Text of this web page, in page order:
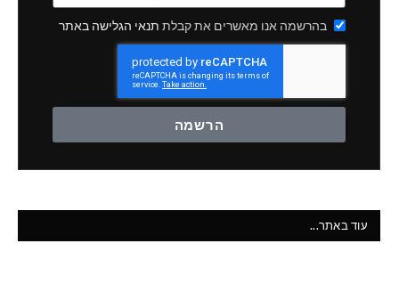
בהרשמה אנו מאשרים את קבלת תנאי הגלישה באתר
הרשמה
עוד באתר...